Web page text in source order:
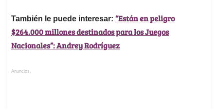
También le puede interesar: “Están en peligro
$264.000 millones destinados para los Juegos
Nacionales”: Andrey Rodríguez
Anuncios.